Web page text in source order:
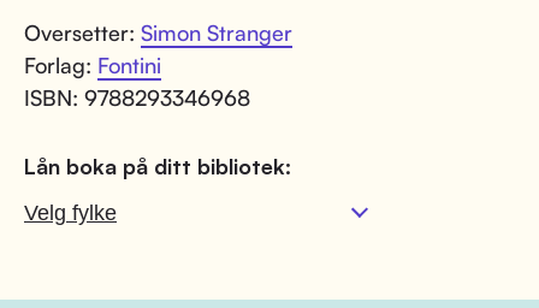
Oversetter: Simon Stranger
Forlag: Fontini
ISBN: 9788293346968
Lån boka på ditt bibliotek: